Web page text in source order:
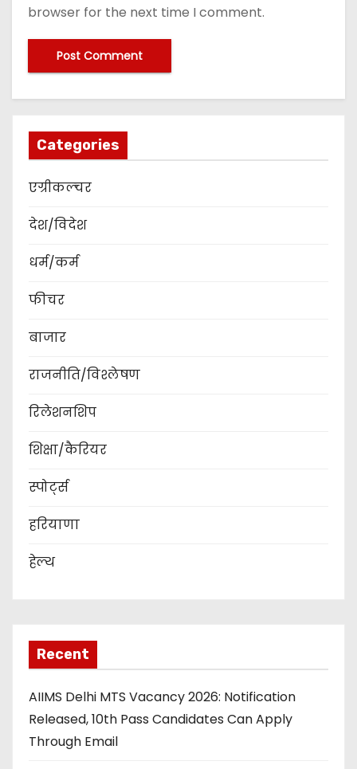
browser for the next time I comment.
Categories
एग्रीकल्चर
देश/विदेश
धर्म/कर्म
फीचर
बाजार
राजनीति/विश्लेषण
रिलेशनशिप
शिक्षा/कैरियर
स्पोर्ट्स
हरियाणा
हेल्थ
Recent
AIIMS Delhi MTS Vacancy 2026: Notification
Released, 10th Pass Candidates Can Apply
Through Email